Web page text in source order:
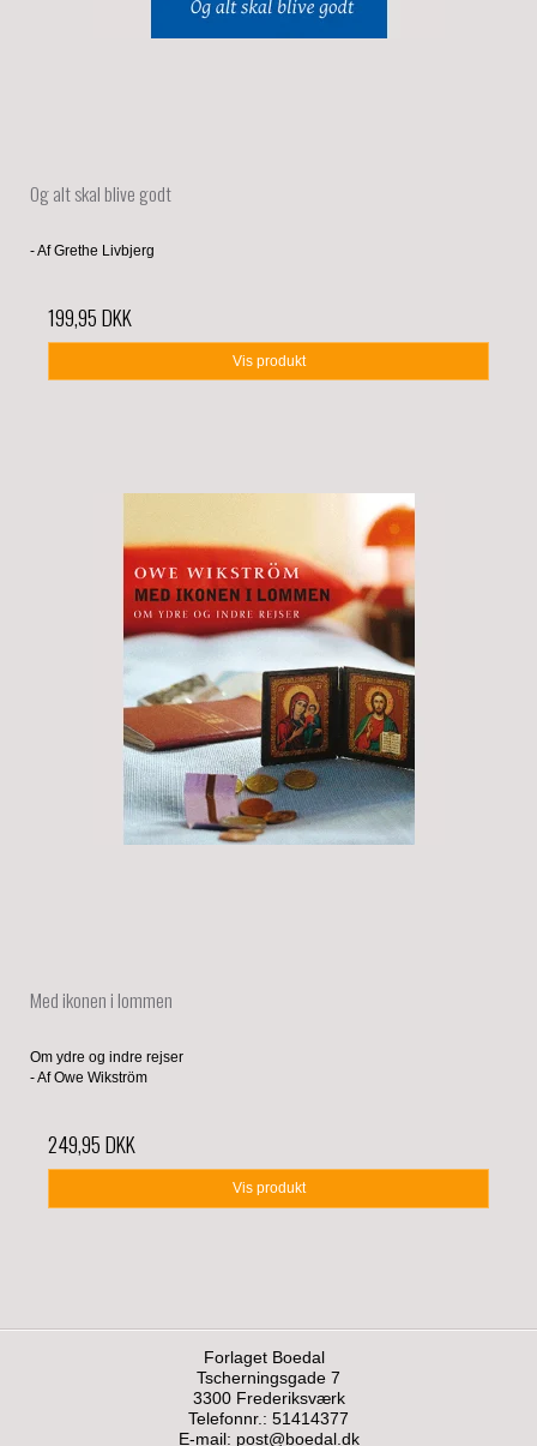
Og alt skal blive godt
- Af Grethe Livbjerg
199,95 DKK
Vis produkt
Med ikonen i lommen
Om ydre og indre rejser
- Af Owe Wikström
249,95 DKK
Vis produkt
Forlaget Boedal
Tscherningsgade 7
3300 Frederiksværk
Telefonnr.: 51414377
E-mail: post@boedal.dk